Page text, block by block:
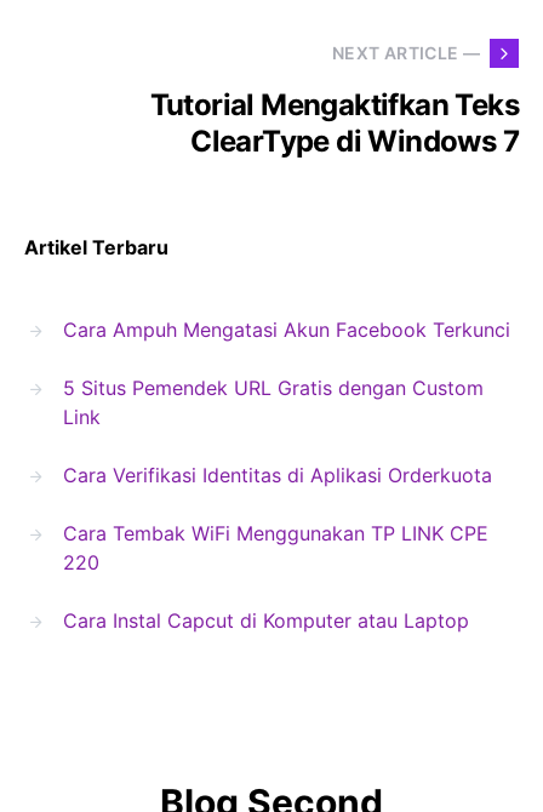
NEXT ARTICLE —
Tutorial Mengaktifkan Teks
ClearType di Windows 7
Artikel Terbaru
Cara Ampuh Mengatasi Akun Facebook Terkunci
5 Situs Pemendek URL Gratis dengan Custom
Link
Cara Verifikasi Identitas di Aplikasi Orderkuota
Cara Tembak WiFi Menggunakan TP LINK CPE
220
Cara Instal Capcut di Komputer atau Laptop
Blog Second